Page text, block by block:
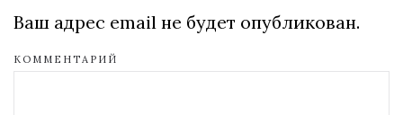
Ваш адрес email не будет опубликован.
КОММЕНТАРИЙ